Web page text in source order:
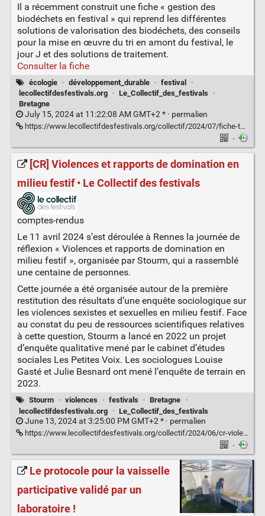
Il a récemment construit une fiche « gestion des
biodéchets en festival » qui reprend les différentes
solutions de valorisation des biodéchets, des conseils
pour la mise en œuvre du tri en amont du festival, le
jour J et des solutions de traitement.
Consulter la fiche
écologie · développement_durable · festival ·
lecollectifdesfestivals.org
· Le_Collectif_des_festivals
·
Bretagne
July 15, 2024 at 11:22:08 AM GMT+2 * · permalien
https://www.lecollectifdesfestivals.org/collectif/2024/07/fiche-technique-biodechets/
·
[CR] Violences et rapports de domination en
milieu festif • Le Collectif des festivals
comptes-rendus
Le 11 avril 2024 s’est déroulée à Rennes la journée de
réflexion « Violences et rapports de domination en
milieu festif », organisée par Stourm, qui a rassemblé
une centaine de personnes.
Cette journée a été organisée autour de la première
restitution des résultats d’une enquête sociologique sur
les violences sexistes et sexuelles en milieu festif. Face
au constat du peu de ressources scientifiques relatives
à cette question, Stourm a lancé en 2022 un projet
d’enquête qualitative mené par le cabinet d’études
sociales Les Petites Voix. Les sociologues Louise
Gasté et Julie Besnard ont mené l’enquête de terrain en
2023.
Stourm · violences · festivals · Bretagne
·
lecollectifdesfestivals.org
· Le_Collectif_des_festivals
June 13, 2024 at 3:25:00 PM GMT+2 * · permalien
https://www.lecollectifdesfestivals.org/collectif/2024/06/cr-violences-en-milieu-festif/
·
Le protocole pour la vaisselle
participative validé par un
laboratoire !